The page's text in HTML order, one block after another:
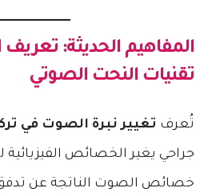
المفاهيم الحديثة: تعريف
تقنيات النحت الصوتي
تُعرف تغيير نبرة الصوت في
جراحي يغير الخصائص الفيزيائية
خصائص الصوت الناتجة عن تدفق